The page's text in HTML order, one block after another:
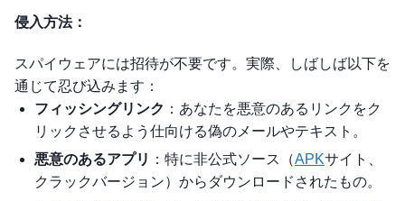
侵入方法：
スパイウェアには招待が不要です。実際、しばしば以下を
通じて忍び込みます：
フィッシングリンク ：あなたを悪意のあるリンクをク
リックさせるよう仕向ける偽のメールやテキスト。
悪意のあるアプリ ：特に非公式ソース（APKサイト、
クラックバージョン）からダウンロードされたもの。